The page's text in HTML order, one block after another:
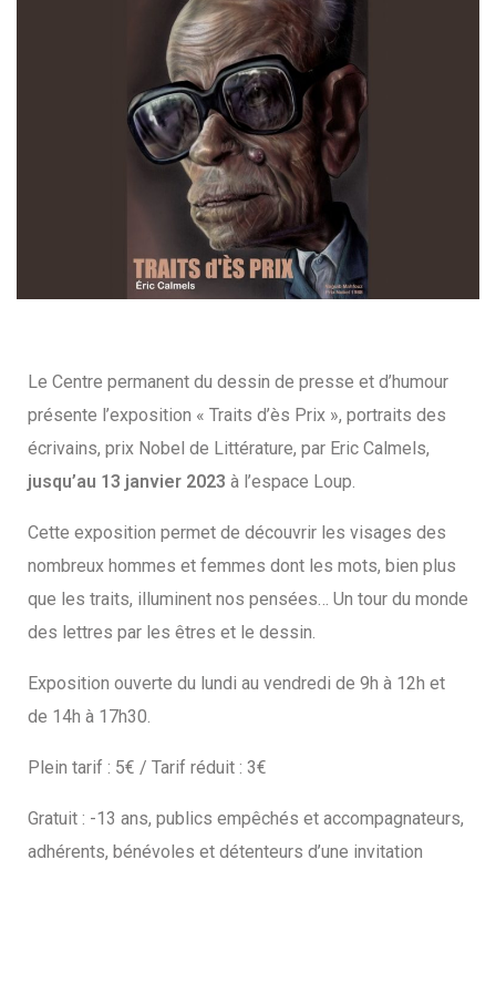
Le Centre permanent du dessin de presse et d’humour
présente l’exposition « Traits d’ès Prix », portraits des
écrivains, prix Nobel de Littérature, par Eric Calmels,
jusqu’au 13 janvier 2023 à l’espace Loup.
Cette exposition permet de découvrir les visages des
nombreux hommes et femmes dont les mots, bien plus
que les traits, illuminent nos pensées… Un tour du monde
des lettres par les êtres et le dessin.
Exposition ouverte du lundi au vendredi de 9h à 12h et
de 14h à 17h30.
Plein tarif : 5€ / Tarif réduit : 3€
Gratuit : -13 ans, publics empêchés et accompagnateurs,
adhérents, bénévoles et détenteurs d’une invitation